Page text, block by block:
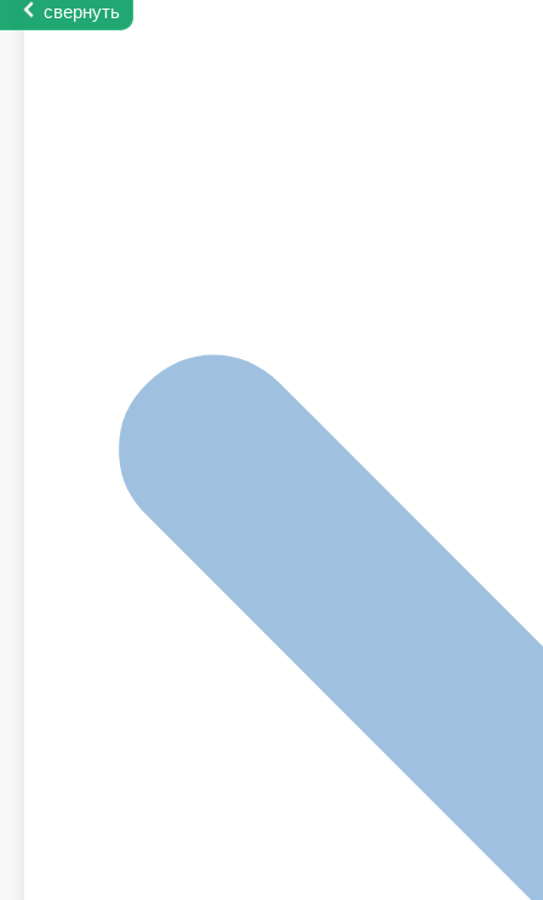
свернуть